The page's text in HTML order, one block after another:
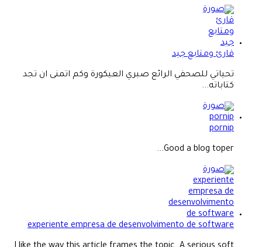
قارئ ومتابع جيد
تحياتي للصحفي الرائع صبري العيكورة وكم اتمنى ان تجد
كتاباته...
pornip
Good a blog toper...
experiente empresa de desenvolvimento de software